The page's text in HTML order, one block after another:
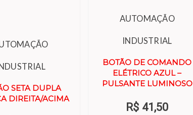
SETA DUPLA
DIREITA/ACIMA
AUTOMAÇÃO
INDUSTRIAL
BOTÃO DE COMANDO
ELÉTRICO AZUL –
PULSANTE LUMINOSO
R$ 41,50